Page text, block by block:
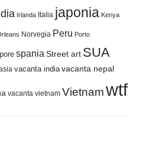
Irlanda Italia japonia Kenya
Norvegia Peru Porto
spania Street art SUA
vacanta india vacanta nepal
vacanta vietnam Vietnamwtf